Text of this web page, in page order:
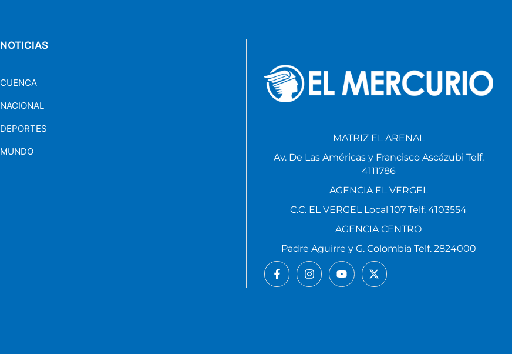
NOTICIAS
CUENCA
NACIONAL
DEPORTES
MUNDO
MATRIZ EL ARENAL
Av. De Las Américas y Francisco Ascázubi Telf.
4111786
AGENCIA EL VERGEL
C.C. EL VERGEL Local 107 Telf. 4103554
AGENCIA CENTRO
Padre Aguirre y G. Colombia Telf. 2824000